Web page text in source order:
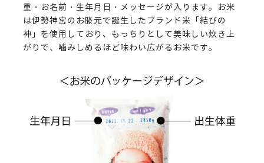
重・お名前・生年月日・メッセージが入ります。お米
は伊勢神宮のお膝元で誕生したブランド米「結びの
神」を使用しており、もっちりとして美味しい炊き上
がりで、噛みしめるほど味わい広がるお米です。